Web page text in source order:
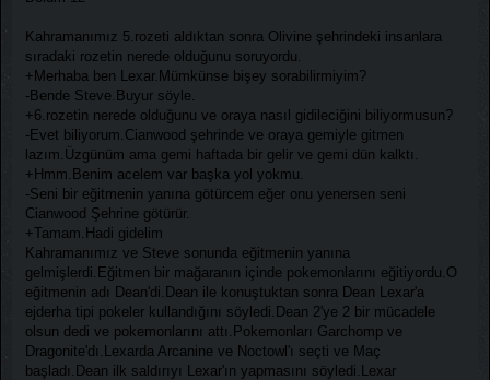
Kahramanımız 5.rozeti aldıktan sonra Olivine şehrindeki insanlara
sıradaki rozetin nerede olduğunu soruyordu.
+Merhaba ben Lexar.Mümkünse bişey sorabilirmiyim?
-Bende Steve.Buyur söyle.
+6.rozetin nerede olduğunu ve oraya nasıl gidileciğini biliyormusun?
-Evet biliyorum.Cianwood şehrinde ve oraya gemiyle gitmen
lazım.Üzgünüm ama gemi haftada bir gelir ve gemi dün kalktı.
+Hmm.Benim acelem var başka yol yokmu.
-Seni bir eğitmenin yanına götürcem eğer onu yenersen seni
Cianwood Şehrine götürür.
+Tamam.Hadi gidelim
Kahramanımız ve Steve sonunda eğitmenin yanına
gelmişlerdi.Eğitmen bir mağaranın içinde pokemonlarını eğitiyordu.O
eğitmenin adı Dean'di.Dean ile konuştuktan sonra Dean Lexar'a
ejderha tipi pokeler kullandığını söyledi.Dean 2'ye 2 bir mücadele
olsun dedi ve pokemonlarını attı.Pokemonları Garchomp ve
Dragonite'dı.Lexarda Arcanine ve Noctowl'ı seçti ve Maç
başladı.Dean ilk saldırıyı Lexar'ın yapmasını söyledi.Lexar